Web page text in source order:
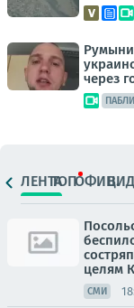
через
ЛЕНТАТОПОФИЦ.
целям
СМИ